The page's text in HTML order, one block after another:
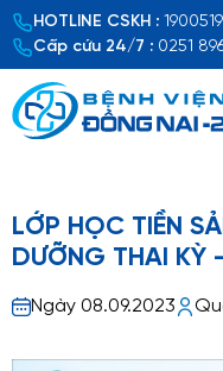
HOTLINE CSKH :
Cấp cứu 24/7 : 0251
LỚP HỌC TIỀN
DƯỠNG THAI KỲ
Ngày 08.09.2023